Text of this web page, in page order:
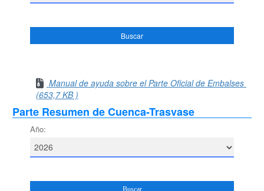
Buscar
Manual de ayuda sobre el Parte Oficial de Embalses
(653,7 KB )
Parte Resumen de Cuenca-Trasvase
Año: